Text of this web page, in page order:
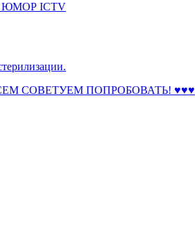
ЮМОР ICTV
СОВЕТУЕМ ПОПРОБОВАТЬ! ♥♥♥